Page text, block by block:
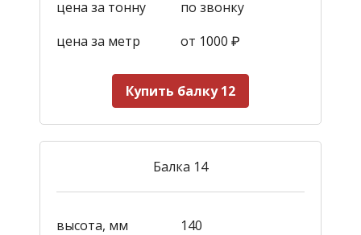
цена за тонну
по звонку
цена за метр
от 1000 ₽
Купить балку 12
Балка 14
высота, мм
140